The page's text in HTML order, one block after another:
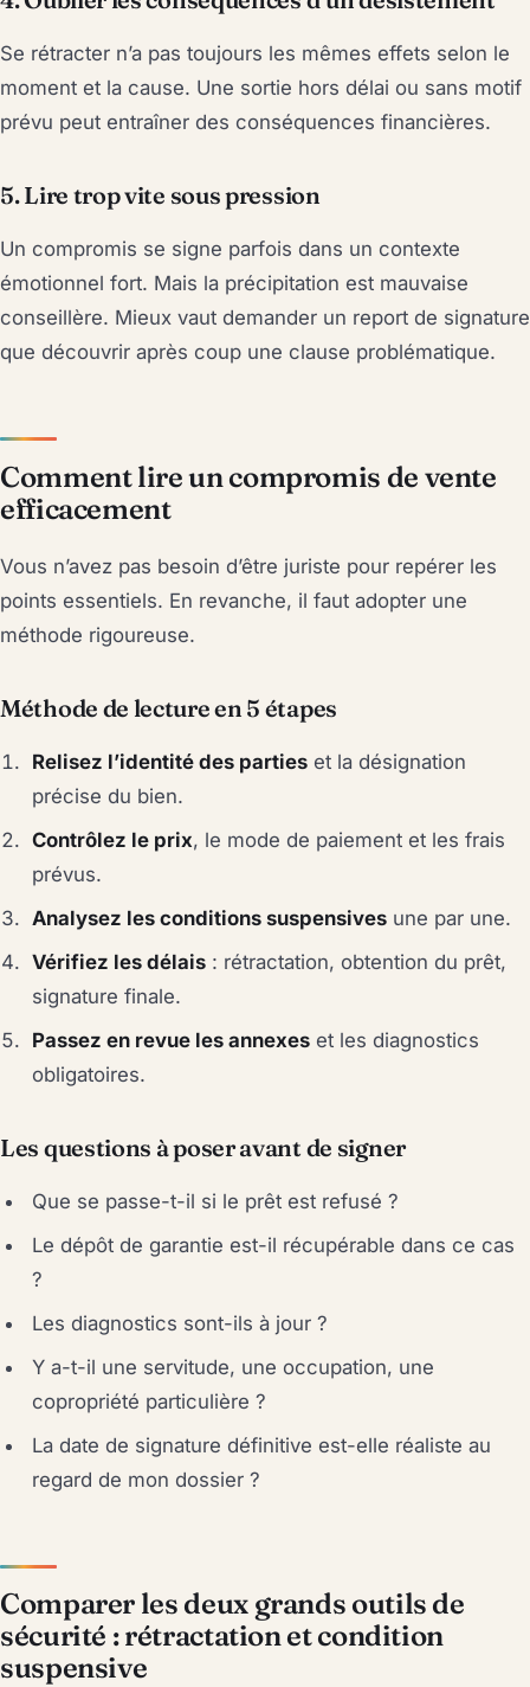
Se rétracter n’a pas toujours les mêmes effets selon le
moment et la cause. Une sortie hors délai ou sans motif
prévu peut entraîner des conséquences financières.
5. Lire trop vite sous pression
Un compromis se signe parfois dans un contexte
émotionnel fort. Mais la précipitation est mauvaise
conseillère. Mieux vaut demander un report de signature
que découvrir après coup une clause problématique.
Comment lire un compromis de vente
efficacement
Vous n’avez pas besoin d’être juriste pour repérer les
points essentiels. En revanche, il faut adopter une
méthode rigoureuse.
Méthode de lecture en 5 étapes
Relisez l’identité des parties et la désignation
précise du bien.
Contrôlez le prix, le mode de paiement et les frais
prévus.
Analysez les conditions suspensives une par une.
Vérifiez les délais : rétractation, obtention du prêt,
signature finale.
Passez en revue les annexes et les diagnostics
obligatoires.
Les questions à poser avant de signer
Que se passe-t-il si le prêt est refusé ?
Le dépôt de garantie est-il récupérable dans ce cas
?
Les diagnostics sont-ils à jour ?
Y a-t-il une servitude, une occupation, une
copropriété particulière ?
La date de signature définitive est-elle réaliste au
regard de mon dossier ?
Comparer les deux grands outils de
sécurité : rétractation et condition
suspensive